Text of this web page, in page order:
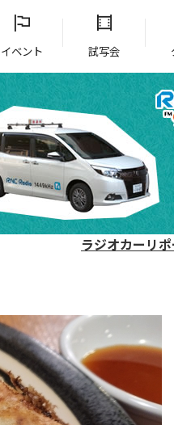
イベント 試写会
ラジオカーリ